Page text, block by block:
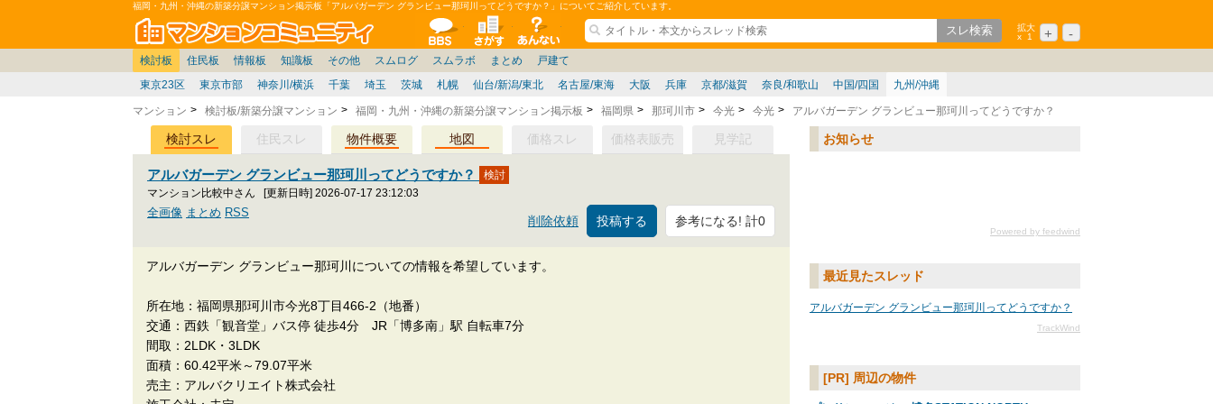
福岡・九州・沖縄の新築分譲マンション掲示板「アルバガーデン グランビュー那珂川ってどうですか？」についてご紹介しています。
マンションコミュニティ
全掲示板 物件検索 サイトについて
拡大
x
1 + -
検討板
東京23区
東京市部 神奈川/横浜 千葉 埼玉 茨城 札幌 仙台/新潟/東北 名古屋/東海 大阪 兵庫 京都/滋賀 奈良/和歌山 中国/四国 九州/沖縄
住民板
東京 神奈川 埼玉/千葉/関東 札幌/東北/北陸/信越 名古屋/東海 大阪/兵庫/京都/関西
情報板
価格表 スムログ出張所 暮らしやすさ評価 見学記
知識板
住宅ローン デベ/ゼネコン マンション雑談 マンション質問 住宅質問 管理会社/組合
その他
雑談 賃貸 移住相談 リゾート 広告 バトル 家具 ニュース 個人取引 政治
スムログ
お便り返し 座談会/対談 ブロガーの本音 マンション管理 ノウハウ 東京都 神奈川県
スムラボ
関東 中部 近畿 北海道 東北 中国 九州 その他 まとめ
東京都 神奈川県 千葉県 埼玉県 愛知県 大阪府 兵庫県 福岡県 戸建て
注文住宅 建売住宅 戸建質問 住宅設備
マンション 検討板/新築分譲マンション 福岡・九州・沖縄の新築分譲マンション掲示板 福岡県 那珂川市 今光 今光 アルバガーデン グランビュー那珂川ってどうですか？
検討スレ 住民スレ 物件概要 地図 価格スレ 価格表販売 見学記
アルバガーデン グランビュー那珂川ってどうですか？
マンション比較中さん [更新日時] 2026-07-17 23:12:03
削除依頼 参考になる! 計0
全画像 まとめ RSS
アルバガーデン グランビュー那珂川についての情報を希望しています。
所在地：福岡県那珂川市今光8丁目466-2（地番）
交通：西鉄「観音堂」バス停 徒歩4分 JR「博多南」駅 自転車7分
間取：2LDK・3LDK
面積：60.42平米～79.07平米
売主：アルバクリエイト株式会社
お知らせ
Powered by feedwind
最近見たスレッド
アルバガーデン グランビュー那珂川ってどうですか？
TrackWind
[PR] 周辺の物件